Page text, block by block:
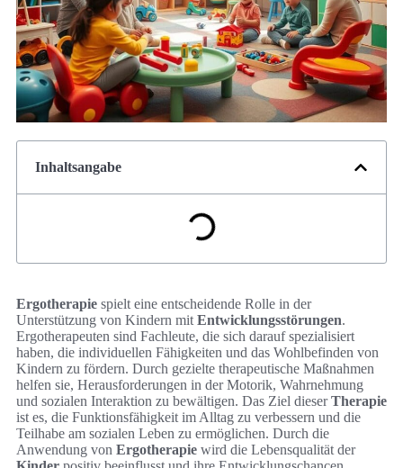
Inhaltsangabe
Ergotherapie spielt eine entscheidende Rolle in der
Unterstützung von Kindern mit Entwicklungsstörungen.
Ergotherapeuten sind Fachleute, die sich darauf spezialisiert
haben, die individuellen Fähigkeiten und das Wohlbefinden von
Kindern zu fördern. Durch gezielte therapeutische Maßnahmen
helfen sie, Herausforderungen in der Motorik, Wahrnehmung
und sozialen Interaktion zu bewältigen. Das Ziel dieserTherapie
ist es, die Funktionsfähigkeit im Alltag zu verbessern und die
Teilhabe am sozialen Leben zu ermöglichen. Durch die
Anwendung von Ergotherapie wird die Lebensqualität der